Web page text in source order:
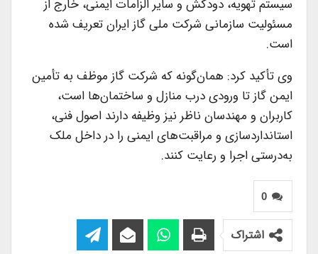
سیستم تهویه، دودکش و سایر الزامات ایمنی، خارج از
مسئولیت سازمانی شرکت ملی گاز ایران تعریف شده
است.
وی تأکید کرد: همان‌گونه که شرکت گاز موظف به تأمین
ایمن گاز تا ورودی درب منازل و ساختمان‌ها است،
کاربران و مهندسان ناظر نیز وظیفه دارند اصول فنی،
استانداردسازی و مراقبت‌های ایمنی را در داخل ملک
به‌درستی اجرا و رعایت کنند.
0
اشتراک